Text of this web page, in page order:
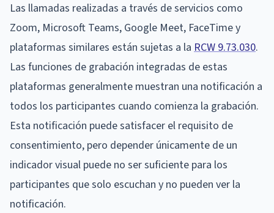
Las llamadas realizadas a través de servicios como
Zoom, Microsoft Teams, Google Meet, FaceTime y
plataformas similares están sujetas a la RCW 9.73.030.
Las funciones de grabación integradas de estas
plataformas generalmente muestran una notificación a
todos los participantes cuando comienza la grabación.
Esta notificación puede satisfacer el requisito de
consentimiento, pero depender únicamente de un
indicador visual puede no ser suficiente para los
participantes que solo escuchan y no pueden ver la
notificación.